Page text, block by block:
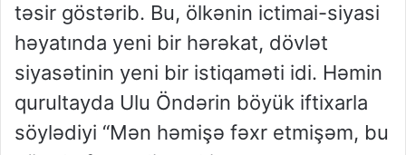
təsir göstərib. Bu, ölkənin ictimai-siyasi
həyatında yeni bir hərəkat, dövlət
siyasətinin yeni bir istiqaməti idi. Həmin
qurultayda Ulu Öndərin böyük iftixarla
söylədiyi “Mən həmişə fəxr etmişəm, bu